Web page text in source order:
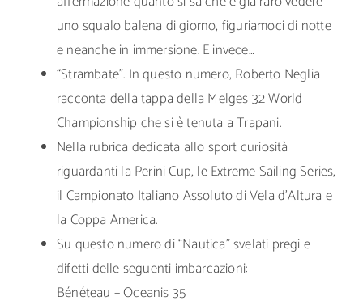
uno squalo balena di giorno, figuriamoci di notte
e neanche in immersione. E invece…
“Strambate”. In questo numero, Roberto Neglia
racconta della tappa della Melges 32 World
Championship che si è tenuta a Trapani.
Nella rubrica dedicata allo sport curiosità
riguardanti la Perini Cup, le Extreme Sailing Series,
il Campionato Italiano Assoluto di Vela d’Altura e
la Coppa America.
Su questo numero di “Nautica” svelati pregi e
difetti delle seguenti imbarcazioni:
Bénéteau – Oceanis 35